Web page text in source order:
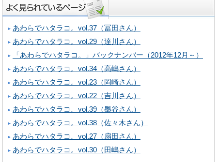
あわらでハタラコ。vol.37（冨田さん）
あわらでハタラコ。vol.29（達川さん）
「あわらでハタラコ。」バックナンバー（2012年12月～）
あわらでハタラコ。vol.34（高嶋さん）
あわらでハタラコ。vol.23（岡崎さん）
あわらでハタラコ。vol.22（吉川さん）
あわらでハタラコ。vol.39（墨谷さん）
あわらでハタラコ。vol.38（佐々木さん）
あわらでハタラコ。vol.27（扇田さん）
あわらでハタラコ。vol.30（田嶋さん）